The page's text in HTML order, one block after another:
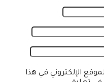
الإلكتروني في هذا